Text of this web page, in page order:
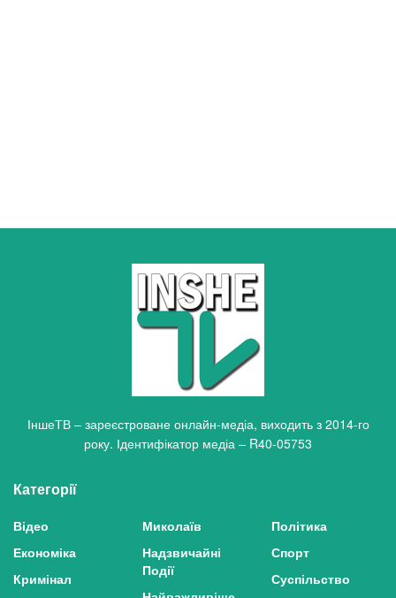
ІншеТВ – зареєстроване онлайн-медіа, виходить з 2014-го
року. Ідентифікатор медіа – R40-05753
Категорії
Відео
Економіка
Кримінал
Миколаїв
Надзвичайні
Події
Політика
Спорт
Суспільство